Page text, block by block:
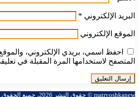
البريد الإلكتروني *
الموقع الإلكتروني
احفظ اسمي، بريدي الإلكتروني،
المتصفح لاستخدامها المرة المقبلة في
matryoshkanew © حقوق النشر 2026، جميع الحقوق محفوظة |